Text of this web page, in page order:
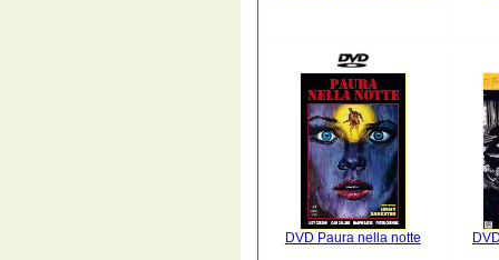
DVD Paura nella notte